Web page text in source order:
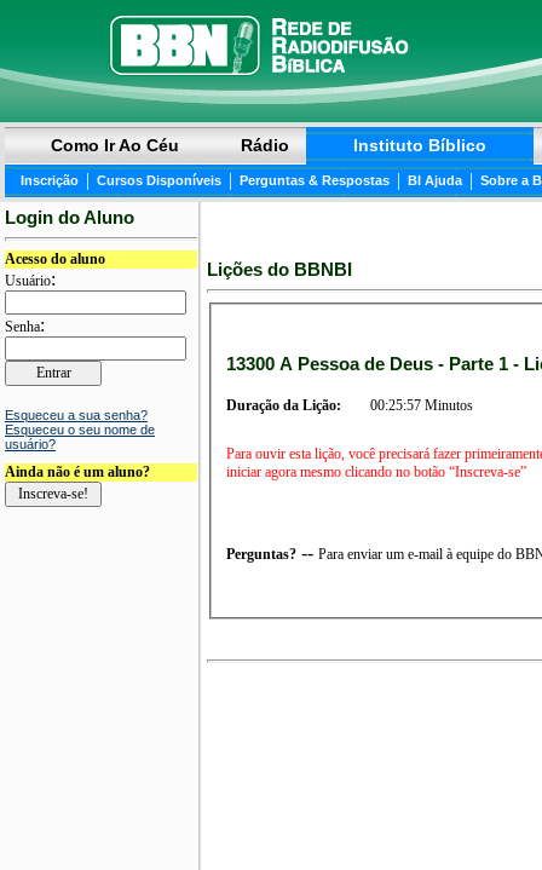
Como Ir Ao Céu Rádio Instituto Bíblico
Inscrição | Cursos Disponíveis | Perguntas & Respostas | BI Ajuda | Sobre a
Login do Aluno
Acesso do aluno
Usuário:
Senha:
Esqueceu a sua senha?
Esqueceu o seu nome de
usuário?
Ainda não é um aluno?
Lições do BBNBI
13300 A Pessoa de Deus - Parte 1 -
Duração da Lição: 00:25:57 Minutos
Para ouvir esta lição, você precisará fazer
iniciar agora mesmo clicando no botão “Inscreva-se”
Perguntas? -- Para enviar um e-mail à equipe do